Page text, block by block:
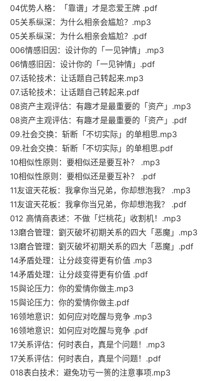
04优势人格：「靠谱」才是恋爱王牌 .pdf
05关系纵深：为什么相亲会尴尬？.mp3
05关系纵深：为什么相亲会尴尬？.pdf
006情感旧因：设计你的「一见钟情」.mp3
06情感旧因：设计你的「一见钟情」.pdf
07.话轮技术：让话题自己转起来.mp3
07.话轮技术：让话题自己转起来.pdf
08资产主观评估：有趣才是最重要的「资产」.mp3
08资产主观评估：有趣才是最重要的「资产」.pdf
09.社会交换：斩断「不切实际」的单相思.mp3
09.社会交换：斩断「不切实际」的单相思.pdf
10相似性原则：要相似还是要互补？ .mp3
10相似性原则：要相似还是要互补？ .pdf
11友谊天花板：我拿你当兄弟，你却想泡我？ .mp3
11友谊天花板：我拿你当兄弟，你却想泡我？ .pdf
012 高情商表述：不做「烂桃花」收割机！.mp3
13磨合管理：劉灭破坏初期关系的四大「恶魔」.mp3
13磨合管理：劉灭破坏初期关系的四大「恶魔」.pdf
14矛盾处理：让分歧变得更有价值 .mp3
14矛盾处理：让分歧变得更有价值 .pdf
15與论压力：你的爱情你做主.mp3
15與论压力：你的爱情你做主.pdf
16领地意识：如何应对吃醒与竞争 .mp3
16领地意识：如何应对吃醒与竞争 .pdf
17关系评估：何时表白，真是个问题！.mp3
17关系评估：何时表白，真是个问题！.pdf
018表白技术：避免功亏一篑的注意事项.mp3